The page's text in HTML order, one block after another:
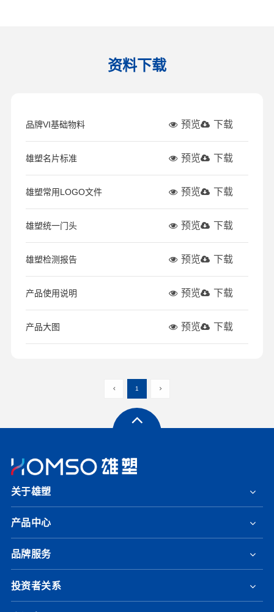
资料下载
品牌VI基础物料 预览 下载
雄塑名片标准 预览 下载
雄塑常用LOGO文件 预览 下载
雄塑统一门头 预览 下载
雄塑检测报告 预览 下载
产品使用说明 预览 下载
产品大图 预览 下载
1
关于雄塑
产品中心
品牌服务
投资者关系